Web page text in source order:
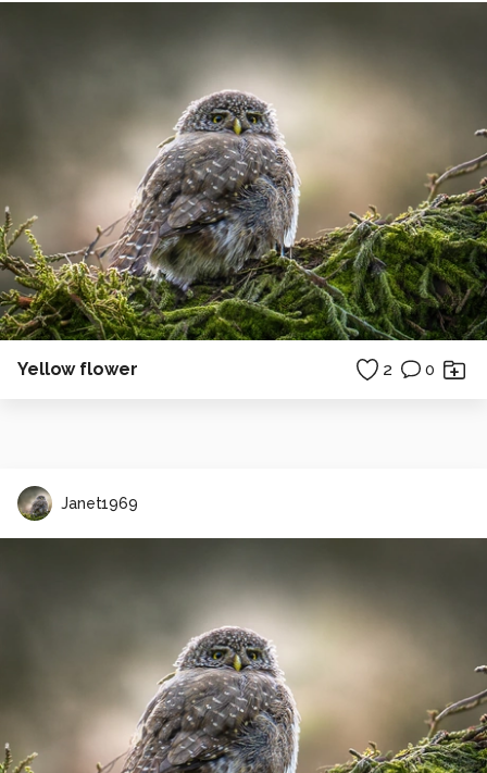
Yellow flower 2 0
Janet1969